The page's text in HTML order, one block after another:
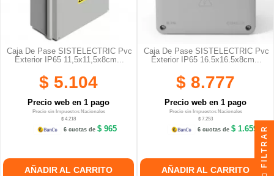
Caja De Pase SISTELECTRIC Pvc
Exterior IP65 11,5x11,5x8cm...
$ 5.104
Precio web en 1 pago
Precio sin Impuestos Nacionales
$ 4.218
6 cuotas de$ 965
AÑADIR AL CARRITO
Caja De Pase SISTELECTRIC Pvc
Exterior IP65 16.5x16.5x8cm...
$ 8.777
Precio web en 1 pago
Precio sin Impuestos Nacionales
$ 7.253
6 cuotas de $ 1.659
AÑADIR AL CARRITO
FILTRAR